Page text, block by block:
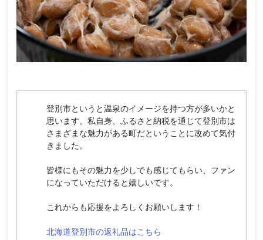
登別市というと温泉のイメージを持つ方が多いかと
思います。私自身、ふるさと納税を通じて登別市は
さまざまな魅力がある町だということに改めて気付
きました。
皆様にもその魅力を少しでも感じてもらい、ファン
になっていただけると嬉しいです。
これからも応援をよろしくお願いします！
北海道登別市の返礼品はこちら